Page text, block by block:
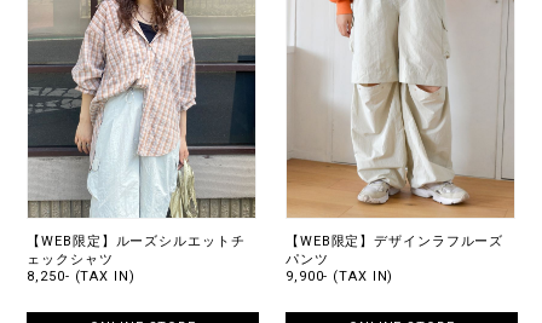
【WEB限定】ルーズシルエットチ
ェックシャツ
8,250- (TAX IN)
【WEB限定】デザインラフルーズ
パンツ
9,900- (TAX IN)